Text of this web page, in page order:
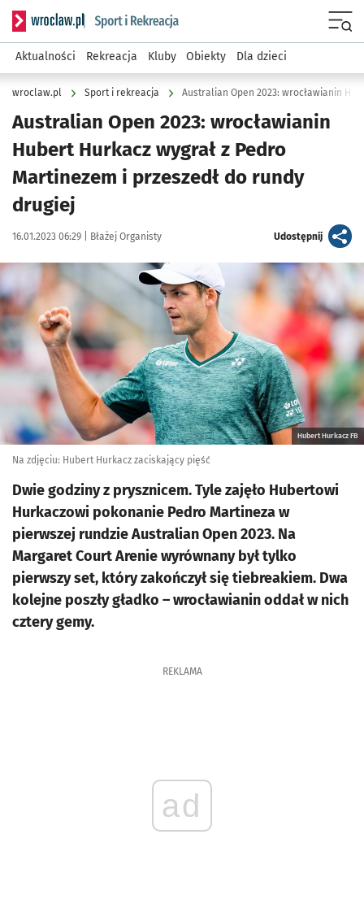
Serwis informacyjny wroclaw.pl podserwis: Sport i rekreacja
Aktualności Rekreacja Kluby Obiekty Dla dzieci
wroclaw.pl Sport i rekreacja
Australian Open 2023: wrocławianin
Hubert Hurkacz wygrał z Pedro
Martinezem i przeszedł do rundy
drugiej
Data publikacji:
16.01.2023 06:29 | Autor:
Błażej Organisty Udostępnijartykuł
Kliknij, aby powiększyć
Hubert Hurkacz FB
Na zdjęciu: Hubert Hurkacz zaciskający pięść
Dwie godziny z prysznicem. Tyle zajęło Hubertowi
Hurkaczowi pokonanie Pedro Martineza w
pierwszej rundzie Australian Open 2023. Na
Margaret Court Arenie wyrównany był tylko
pierwszy set, który zakończył się tiebreakiem. Dwa
kolejne poszły gładko – wrocławianin oddał w nich
cztery gemy.
REKLAMA
ad